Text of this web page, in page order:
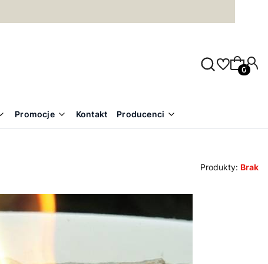
Promocje Kontakt Producenci
Produkty: Brak